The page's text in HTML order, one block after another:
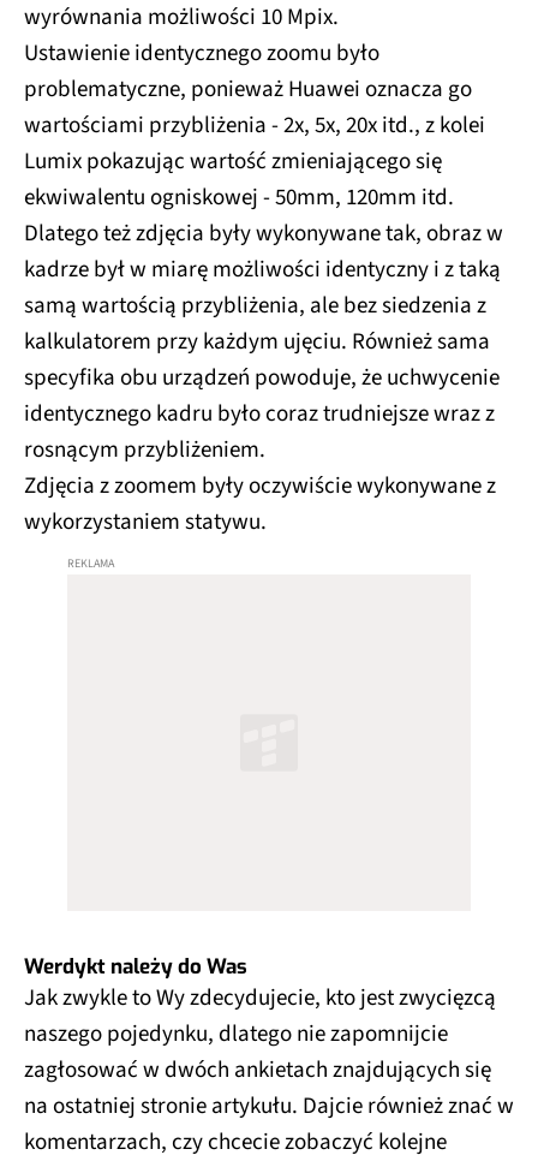
wyrównania możliwości 10 Mpix.
Ustawienie identycznego zoomu było
problematyczne, ponieważ Huawei oznacza go
wartościami przybliżenia - 2x, 5x, 20x itd., z kolei
Lumix pokazując wartość zmieniającego się
ekwiwalentu ogniskowej - 50mm, 120mm itd.
Dlatego też zdjęcia były wykonywane tak, obraz w
kadrze był w miarę możliwości identyczny i z taką
samą wartością przybliżenia, ale bez siedzenia z
kalkulatorem przy każdym ujęciu. Również sama
specyfika obu urządzeń powoduje, że uchwycenie
identycznego kadru było coraz trudniejsze wraz z
rosnącym przybliżeniem.
Zdjęcia z zoomem były oczywiście wykonywane z
wykorzystaniem statywu.
Werdykt należy do Was
Jak zwykle to Wy zdecydujecie, kto jest zwycięzcą
naszego pojedynku, dlatego nie zapomnijcie
zagłosować w dwóch ankietach znajdujących się
na ostatniej stronie artykułu. Dajcie również znać w
komentarzach, czy chcecie zobaczyć kolejne